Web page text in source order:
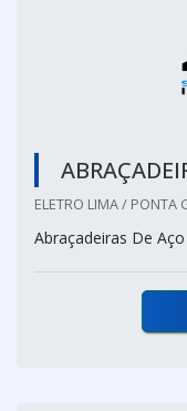
ELETRO LIMA / PONTA
Abraçadeiras De Aço